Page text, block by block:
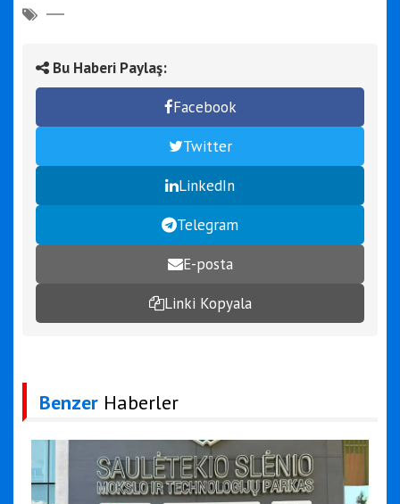
Bu Haberi Paylaş:
Facebook
Twitter
LinkedIn
Telegram
E-posta
Linki Kopyala
Benzer Haberler